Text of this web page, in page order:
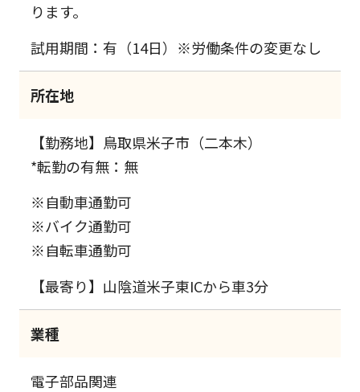
ります。
試用期間：有（14日）※労働条件の変更なし
所在地
【勤務地】鳥取県米子市（二本木）
*転勤の有無：無
※自動車通勤可
※バイク通勤可
※自転車通勤可
【最寄り】山陰道米子東ICから車3分
業種
電子部品関連